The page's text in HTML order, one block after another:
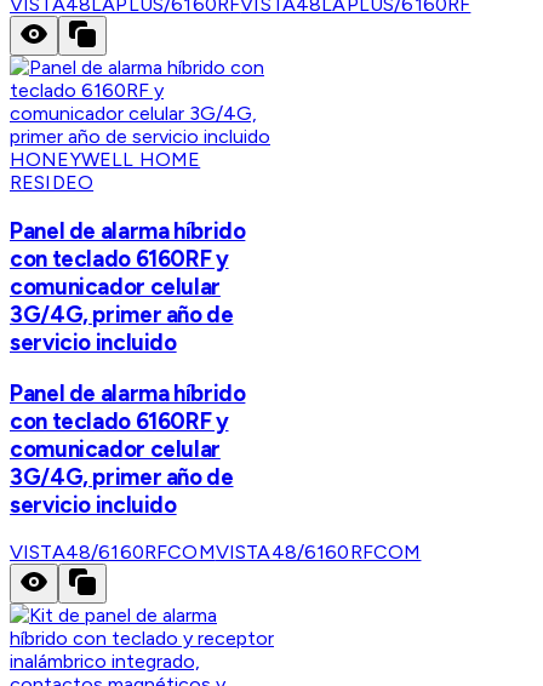
VISTA48LAPLUS/6160RFVISTA48LAPLUS/6160RF
HONEYWELL HOME
RESIDEO
Panel de alarma híbrido
con teclado 6160RF y
comunicador celular
3G/4G, primer año de
servicio incluido
Panel de alarma híbrido
con teclado 6160RF y
comunicador celular
3G/4G, primer año de
servicio incluido
VISTA48/6160RFCOMVISTA48/6160RFCOM